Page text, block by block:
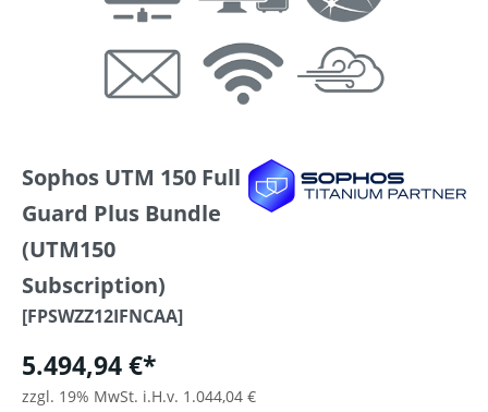
Sophos UTM 150 Full
Guard Plus Bundle
(UTM150
Subscription)
[FPSWZZ12IFNCAA]
5.494,94 €*
zzgl. 19% MwSt. i.H.v. 1.044,04 €